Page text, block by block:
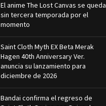
El anime The Lost Canvas se queda
sin tercera temporada por el
momento
Saint Cloth Myth EX Beta Merak
Hagen 40th Anniversary Ver.
anuncia su lanzamiento para
diciembre de 2026
Bandai confirma el regreso de